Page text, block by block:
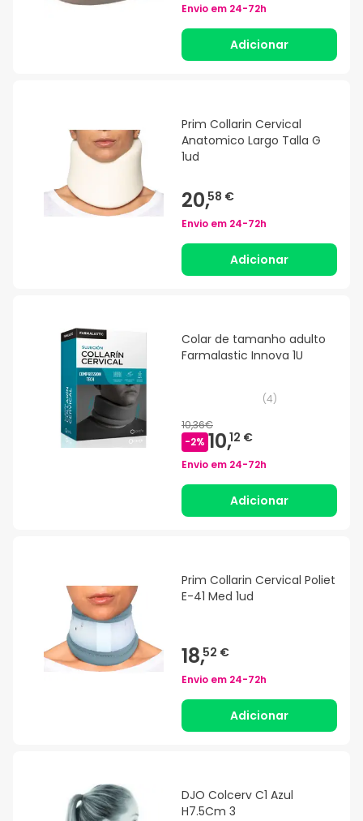
Envio em 24-72h
Adicionar
Prim Collarin Cervical
Anatomico Largo Talla G
1ud
20,58 €
Envio em 24-72h
Adicionar
Colar de tamanho adulto
Farmalastic Innova 1U
(4)
10,36€
-2% 10,12 €
Envio em 24-72h
Adicionar
Prim Collarin Cervical Poliet
E-41 Med 1ud
18,52 €
Envio em 24-72h
Adicionar
DJO Colcerv C1 Azul
H7.5Cm 3